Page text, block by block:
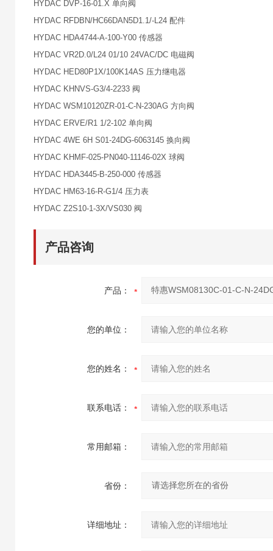
HYDAC DVP-16-01.X 单向阀
HYDAC RFDBN/HC66DAN5D1.1/-L24 配件
HYDAC HDA4744-A-100-Y00 传感器
HYDAC VR2D.0/L24 01/10 24VAC/DC 电磁阀
HYDAC HED80P1X/100K14AS 压力继电器
HYDAC KHNVS-G3/4-2233 阀
HYDAC WSM10120ZR-01-C-N-230AG 方向阀
HYDAC ERVE/R1 1/2-102 单向阀
HYDAC 4WE 6H S01-24DG-6063145 换向阀
HYDAC KHMF-025-PN040-11146-02X 球阀
HYDAC HDA3445-B-250-000 传感器
HYDAC HM63-16-R-G1/4 压力表
HYDAC Z2S10-1-3X/VS030 阀
产品咨询
产品：
您的单位：
您的姓名：
联系电话：
常用邮箱：
省份：
详细地址：